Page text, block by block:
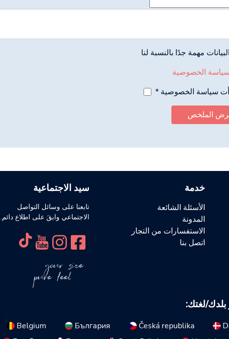
مهمة جدًا بالنسبة لنا
الخصوصية
سياسة الخصوصية*
الملخص
خدمة
الأسئلة الشائعة
المدونة
الاستفسارات من التجار
اتصل بنا
سيد الاجتماعية
تابعنا على وسائل التواصل
الاجتماعي وابقَ على اطلاع دائم.
your size
pure feel
بلدك/لغتك:
Belgium България Česká republika